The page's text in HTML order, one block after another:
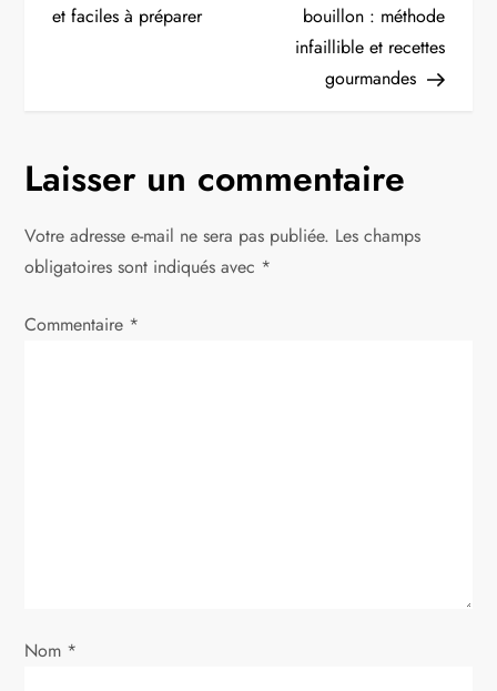
v
a
t
a
et faciles à préparer
bouillon : méthode
infaillible et recettes
gourmandes
Laisser un commentaire
Votre adresse e-mail ne sera pas publiée. Les champs
obligatoires sont indiqués avec *
Commentaire *
Nom *